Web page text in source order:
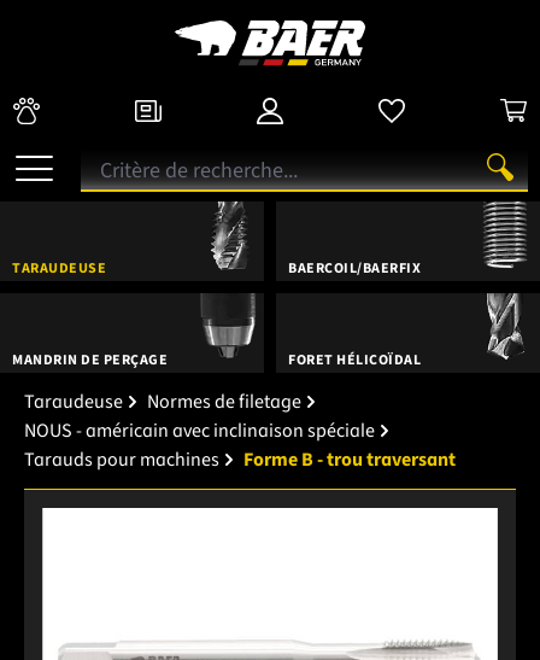
TARAUDEUSE BAERCOIL/BAERFIX
MANDRIN DE PERÇAGE FORET HÉLICOÏDAL
Taraudeuse
Normes de filetage
NOUS - américain avec inclinaison spéciale
Tarauds pour machines
Forme B - trou traversant